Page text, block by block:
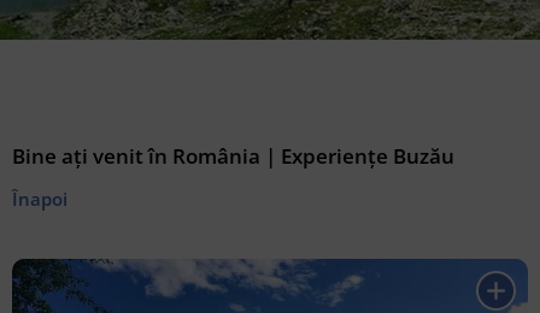
Bine ați venit în România | Experiențe Buzău
Înapoi